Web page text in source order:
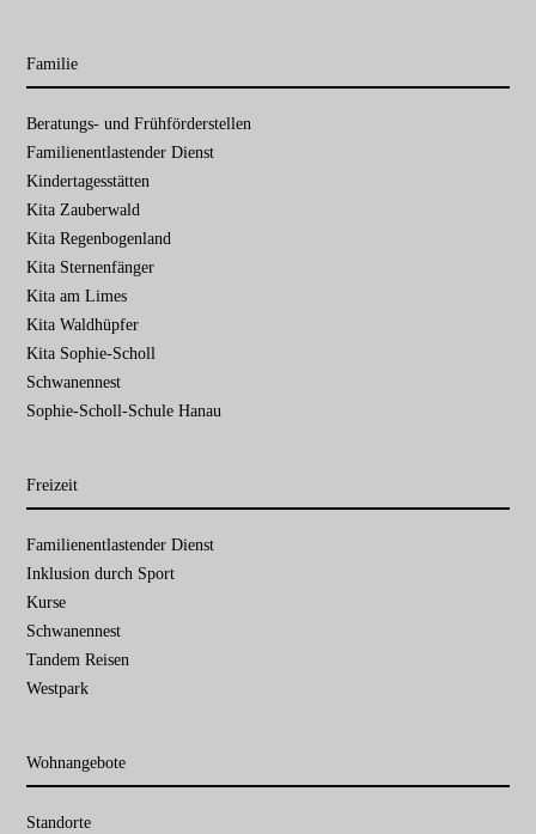
Familie
Navigation
überspringen
Beratungs- und Frühförder­stellen
Familien­entlastender Dienst
Kinder­tages­stätten
Kita Zauberwald
Kita Regenbogenland
Kita Sternenfänger
Kita am Limes
Kita Waldhüpfer
Kita Sophie-Scholl
Schwanennest
Sophie-Scholl-Schule Hanau
Freizeit
Navigation
überspringen
Familien­entlastender Dienst
Inklusion durch Sport
Kurse
Schwanennest
Tandem Reisen
Westpark
Wohnangebote
Navigation
Standorte